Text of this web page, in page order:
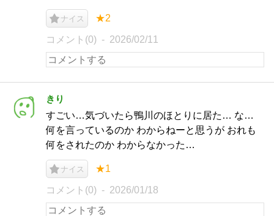
ナイス ★2
コメント(0) 2026/02/11
きり
すごい…気づいたら鴨川のほとりに居た… な…
何を言っているのか わからねーと思うが おれも
何をされたのか わからなかった…
ナイス ★1
コメント(0) 2026/01/18